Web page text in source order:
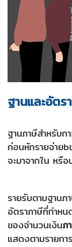
ฐานและอัตร
ฐานภาษีสำหรับก
ก่อนหักรายจ่าย
จะมาจากใน หรื
รายรับตามฐาน
อัตราภาษีที่กำห
ของจำนวนเงินภ
แสดงตามรายกา